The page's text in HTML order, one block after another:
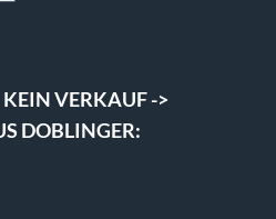
VERKAUF ->
DOBLINGER: